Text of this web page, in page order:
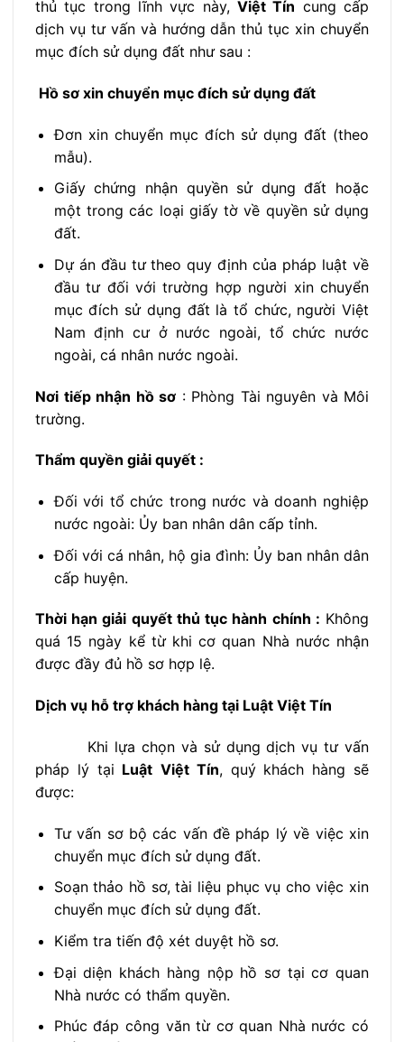
thủ tục trong lĩnh vực này, Việt Tín cung cấp
dịch vụ tư vấn và hướng dẫn thủ tục xin chuyển
mục đích sử dụng đất như sau :
Hồ sơ xin chuyển mục đích sử dụng đất
Đơn xin chuyển mục đích sử dụng đất (theo
mẫu).
Giấy chứng nhận quyền sử dụng đất hoặc
một trong các loại giấy tờ về quyền sử dụng
đất.
Dự án đầu tư theo quy định của pháp luật về
đầu tư đối với trường hợp người xin chuyển
mục đích sử dụng đất là tổ chức, người Việt
Nam định cư ở nước ngoài, tổ chức nước
ngoài, cá nhân nước ngoài.
Nơi tiếp nhận hồ sơ : Phòng Tài nguyên và Môi
trường.
Thẩm quyền giải quyết :
Đối với tổ chức trong nước và doanh nghiệp
nước ngoài: Ủy ban nhân dân cấp tỉnh.
Đối với cá nhân, hộ gia đình: Ủy ban nhân dân
cấp huyện.
Thời hạn giải quyết thủ tục hành chính : Không
quá 15 ngày kể từ khi cơ quan Nhà nước nhận
được đầy đủ hồ sơ hợp lệ.
Dịch vụ hỗ trợ khách hàng tại Luật Việt Tín
Khi lựa chọn và sử dụng dịch vụ tư vấn
pháp lý tại Luật Việt Tín, quý khách hàng sẽ
được:
Tư vấn sơ bộ các vấn đề pháp lý về việc xin
chuyển mục đích sử dụng đất.
Soạn thảo hồ sơ, tài liệu phục vụ cho việc xin
chuyển mục đích sử dụng đất.
Kiểm tra tiến độ xét duyệt hồ sơ.
Đại diện khách hàng nộp hồ sơ tại cơ quan
Nhà nước có thẩm quyền.
Phúc đáp công văn từ cơ quan Nhà nước có